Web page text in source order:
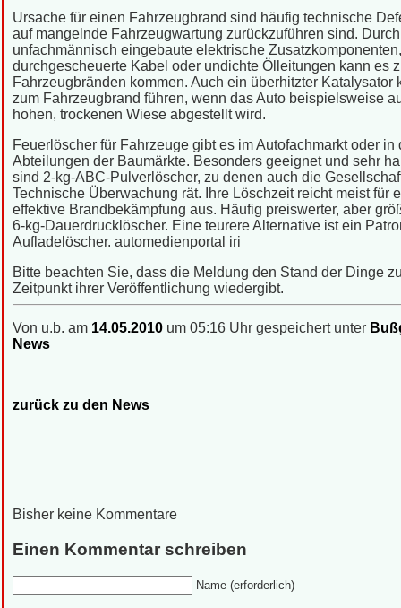
Ursache für einen Fahrzeugbrand sind häufig technische
auf mangelnde Fahrzeugwartung zurückzuführen sind. Durch
unfachmännisch eingebaute elektrische Zusatzkomponenten,
durchgescheuerte Kabel oder undichte Ölleitungen kann es
Fahrzeugbränden kommen. Auch ein überhitzter Katalysator
zum Fahrzeugbrand führen, wenn das Auto beispielsweise
hohen, trockenen Wiese abgestellt wird.
Feuerlöscher für Fahrzeuge gibt es im Autofachmarkt oder in
Abteilungen der Baumärkte. Besonders geeignet und sehr
sind 2-kg-ABC-Pulverlöscher, zu denen auch die
Technische Überwachung rät. Ihre Löschzeit reicht meist für
effektive Brandbekämpfung aus. Häufig preiswerter, aber
6-kg-Dauerdrucklöscher. Eine teurere Alternative ist ein
Aufladelöscher. automedienportal iri
Bitte beachten Sie, dass die Meldung den Stand der Dinge
Zeitpunkt ihrer Veröffentlichung wiedergibt.
Von u.b. am 14.05.2010 um 05:16 Uhr gespeichert unter
News
zurück zu den News
Bisher keine Kommentare
Einen Kommentar schreiben
Name (erforderlich)